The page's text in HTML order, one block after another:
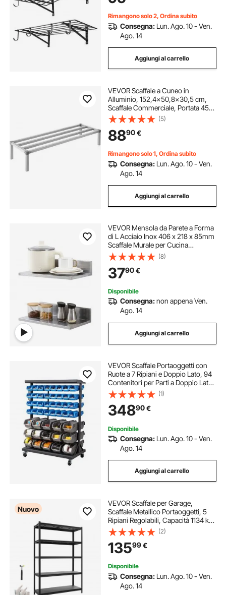
da Parete, Nero
Rimangono solo 2, Ordina subito
Consegna: Lun. Ago. 10 - Ven.
Ago. 14
Aggiungi al carrello
VEVOR Scaffale a Cuneo in
Alluminio, 152,4x50,8x30,5 cm,
Scaffale Commerciale, Portata 454
kg, Montaggio Facile, Scaffale a
Cuneo per Conservazione Alimenti
a Pavimento, in Ristoranti, Cucine,
Garage
(5)
8890€
Rimangono solo 1, Ordina subito
Consegna: Lun. Ago. 10 - Ven.
Ago. 14
Aggiungi al carrello
VEVOR Mensola da Parete a Forma
di L Acciaio Inox 406 x 218 x 85mm
Scaffale Murale per Cucina
Soggiorno Capacità Carico Max.
20kg, Mensola da Parete
Portaoggetti Portaspezie in Acciaio
Inox per Cucina
(8)
3790€
Disponibile
Consegna:non appena Ven.
Ago. 14
Aggiungi al carrello
VEVOR Scaffale Portaoggetti con
Ruote a 7 Ripiani e Doppio Lato, 94
Contenitori per Parti a Doppio Lato,
Contenitori in Plastica per Utensili
Mobili per Garage, Magazzino,
Ufficio, Ristorante, Aula
(1)
34890€
Disponibile
Consegna: Lun. Ago. 10 - Ven.
Ago. 14
Aggiungi al carrello
Nuovo
VEVOR Scaffale per Garage,
Scaffale Metallico Portaoggetti, 5
Ripiani Regolabili, Capacità 1134 kg,
Scaffalatura Multiuso, per Cucina,
Dispensa, Cantina e Bagno, 123 cm
L x 46,5 cm P x 181,3 cm A
(2)
13599€
Disponibile
Consegna: Lun. Ago. 10 - Ven.
Ago. 14